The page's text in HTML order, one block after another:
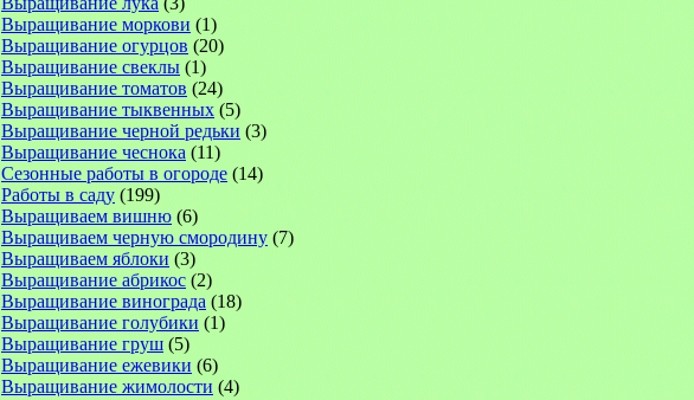
Выращивание моркови (1)
Выращивание огурцов (20)
Выращивание свеклы (1)
Выращивание томатов (24)
Выращивание тыквенных (5)
Выращивание черной редьки (3)
Выращивание чеснока (11)
Сезонные работы в огороде (14)
Работы в саду (199)
Выращиваем вишню (6)
Выращиваем черную смородину (7)
Выращиваем яблоки (3)
Выращивание абрикос (2)
Выращивание винограда (18)
Выращивание голубики (1)
Выращивание груш (5)
Выращивание ежевики (6)
Выращивание жимолости (4)